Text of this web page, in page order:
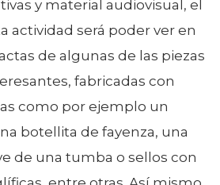
y material audiovisual, el
actividad será poder ver en
de algunas de las piezas
fabricadas con
como por ejemplo un
botellita de fayenza, una
de una tumba o sellos con